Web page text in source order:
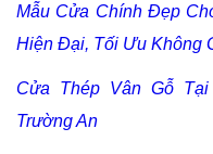
Mẫu Cửa Chính Đẹp
Hiện Đại, Tối Ưu Không
Cửa Thép Vân Gỗ
Trường An